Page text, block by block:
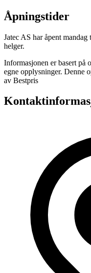
Åpningstider
Jatec AS har åpent
helger.
Informasjonen er basert
egne opplysninger. Denne
av Bestpris